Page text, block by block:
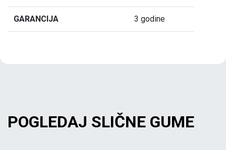
GARANCIJA 3 godine
POGLEDAJ SLIČNE GUME